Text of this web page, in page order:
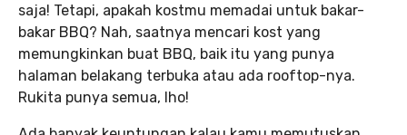
saja! Tetapi, apakah kostmu memadai untuk bakar-
bakar BBQ? Nah, saatnya mencari kost yang
memungkinkan buat BBQ, baik itu yang punya
halaman belakang terbuka atau ada rooftop-nya.
Rukita punya semua, lho!